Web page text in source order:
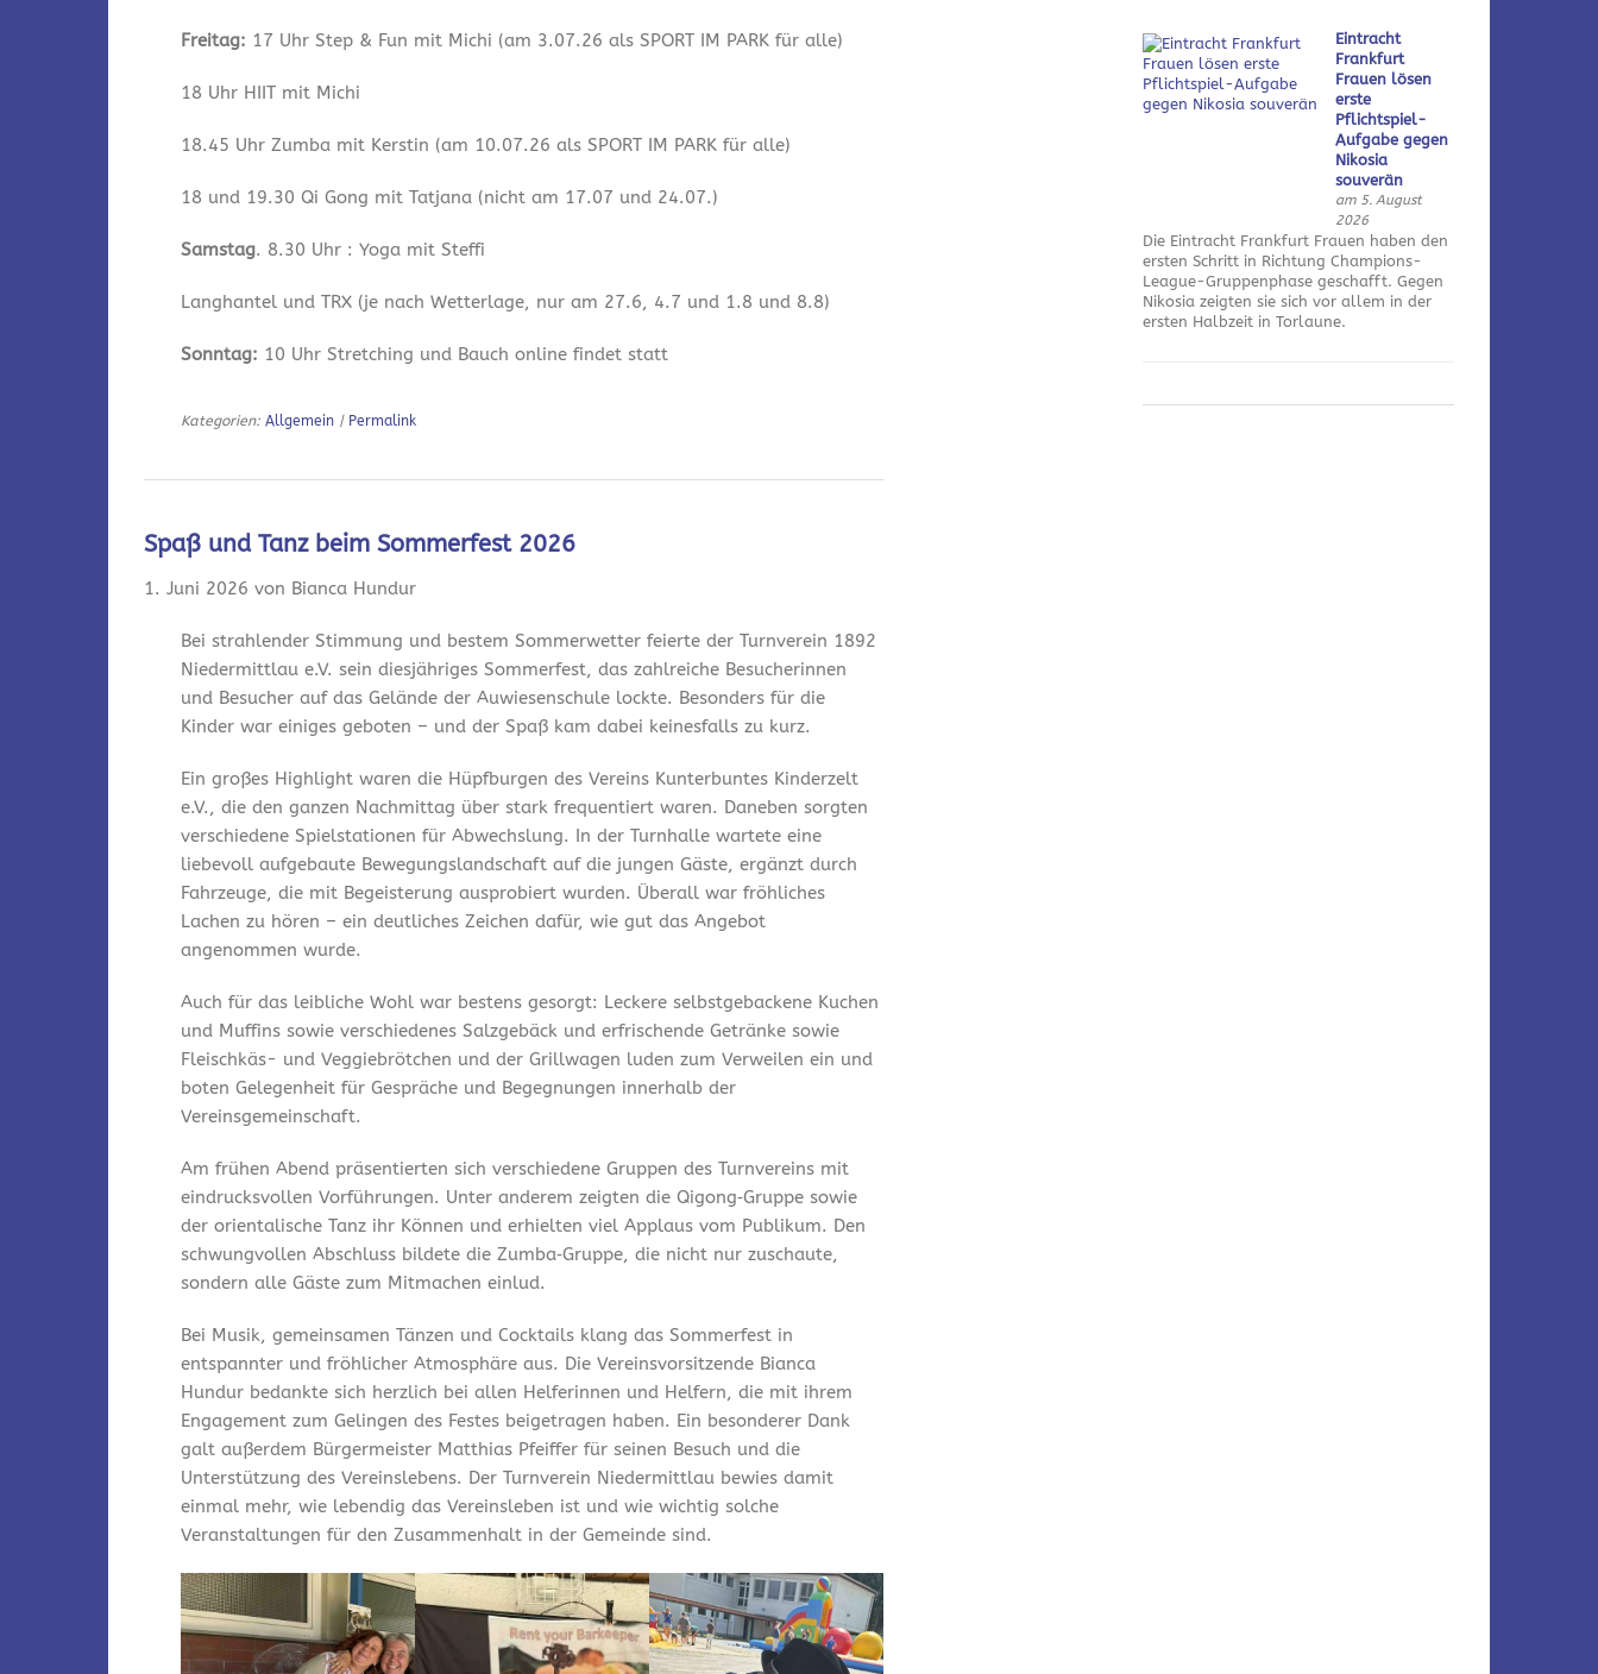
Freitag: 17 Uhr Step & Fun mit Michi (am 3.07.26 als SPORT IM PARK für alle)
18 Uhr HIIT mit Michi
18.45 Uhr Zumba mit Kerstin (am 10.07.26 als SPORT IM PARK für alle)
18 und 19.30 Qi Gong mit Tatjana (nicht am 17.07 und 24.07.)
Samstag. 8.30 Uhr : Yoga mit Steffi
Langhantel und TRX (je nach Wetterlage, nur am 27.6, 4.7 und 1.8 und 8.8)
Sonntag: 10 Uhr Stretching und Bauch online findet statt
Kategorien:Allgemein | Permalink
Spaß und Tanz beim Sommerfest 2026
1. Juni 2026 von Bianca Hundur
Bei strahlender Stimmung und bestem Sommerwetter feierte der Turnverein 1892
Niedermittlau e.V. sein diesjähriges Sommerfest, das zahlreiche Besucherinnen
und Besucher auf das Gelände der Auwiesenschule lockte. Besonders für die
Kinder war einiges geboten – und der Spaß kam dabei keinesfalls zu kurz.
Ein großes Highlight waren die Hüpfburgen des Vereins Kunterbuntes Kinderzelt
e.V., die den ganzen Nachmittag über stark frequentiert waren. Daneben sorgten
verschiedene Spielstationen für Abwechslung. In der Turnhalle wartete eine
liebevoll aufgebaute Bewegungslandschaft auf die jungen Gäste, ergänzt durch
Fahrzeuge, die mit Begeisterung ausprobiert wurden. Überall war fröhliches
Lachen zu hören – ein deutliches Zeichen dafür, wie gut das Angebot
angenommen wurde.
Auch für das leibliche Wohl war bestens gesorgt: Leckere selbstgebackene Kuchen
und Muffins sowie verschiedenes Salzgebäck und erfrischende Getränke sowie
Fleischkäs- und Veggiebrötchen und der Grillwagen luden zum Verweilen ein und
boten Gelegenheit für Gespräche und Begegnungen innerhalb der
Vereinsgemeinschaft.
Am frühen Abend präsentierten sich verschiedene Gruppen des Turnvereins mit
eindrucksvollen Vorführungen. Unter anderem zeigten die Qigong‑Gruppe sowie
der orientalische Tanz ihr Können und erhielten viel Applaus vom Publikum. Den
schwungvollen Abschluss bildete die Zumba‑Gruppe, die nicht nur zuschaute,
sondern alle Gäste zum Mitmachen einlud.
Bei Musik, gemeinsamen Tänzen und Cocktails klang das Sommerfest in
entspannter und fröhlicher Atmosphäre aus. Die Vereinsvorsitzende Bianca
Hundur bedankte sich herzlich bei allen Helferinnen und Helfern, die mit ihrem
Engagement zum Gelingen des Festes beigetragen haben. Ein besonderer Dank
galt außerdem Bürgermeister Matthias Pfeiffer für seinen Besuch und die
Unterstützung des Vereinslebens. Der Turnverein Niedermittlau bewies damit
einmal mehr, wie lebendig das Vereinsleben ist und wie wichtig solche
Veranstaltungen für den Zusammenhalt in der Gemeinde sind.
Eintracht
Frankfurt
Frauen lösen
erste
Pflichtspiel-
Aufgabe gegen
Nikosia
souverän
am 5. August
2026
Die Eintracht Frankfurt Frauen haben den
ersten Schritt in Richtung Champions-
League-Gruppenphase geschafft. Gegen
Nikosia zeigten sie sich vor allem in der
ersten Halbzeit in Torlaune.